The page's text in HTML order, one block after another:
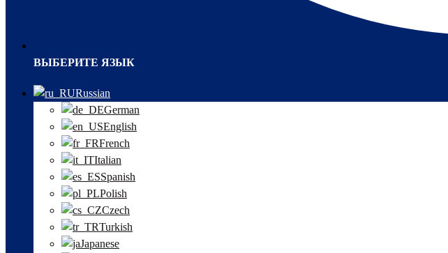
ВЫБЕРИТЕ ЯЗЫК
Russian
German
English
French
Italian
Spanish
Polish
Czech
Turkish
Japanese